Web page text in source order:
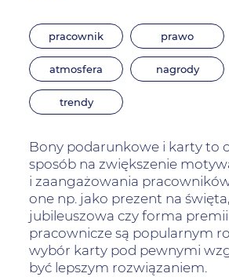
pracownik prawo
atmosfera nagrody
trendy
Bony podarunkowe i karty to
sposób na zwiększenie
i zaangażowania
one np. jako prezent na
jubileuszowa czy forma
pracownicze są popularnym
wybór karty pod pewnymi
być lepszym rozwiązaniem.